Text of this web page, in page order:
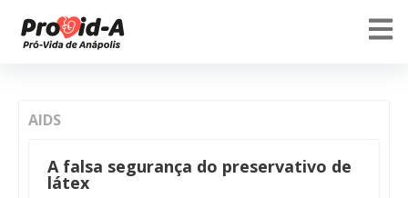
AIDS
A falsa segurança do preservativo de
látex